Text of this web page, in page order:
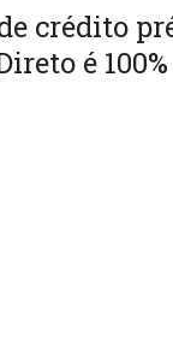
crédito
é